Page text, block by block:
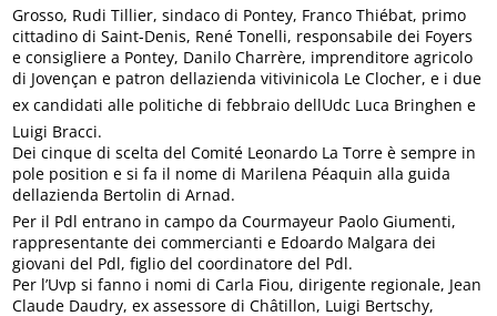
Grosso, Rudi Tillier, sindaco di Pontey, Franco Thiébat, primo
cittadino di Saint-Denis, René Tonelli, responsabile dei Foyers
e consigliere a Pontey, Danilo Charrère, imprenditore agricolo
di Jovençan e patron dellazienda vitivinicola Le Clocher, e i due
ex candidati alle politiche di febbraio dellUdc Luca Bringhen e
Luigi Bracci.
Dei cinque di scelta del Comité Leonardo La Torre è sempre in
pole position e si fa il nome di Marilena Péaquin alla guida
dellazienda Bertolin di Arnad.
Per il Pdl entrano in campo da Courmayeur Paolo Giumenti,
rappresentante dei commercianti e Edoardo Malgara dei
giovani del Pdl, figlio del coordinatore del Pdl.
Per l’Uvp si fanno i nomi di Carla Fiou, dirigente regionale, Jean
Claude Daudry, ex assessore di Châtillon, Luigi Bertschy,